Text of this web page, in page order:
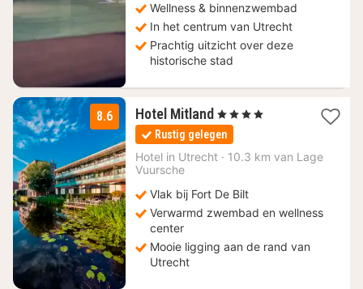
Wellness & binnenzwembad
In het centrum van Utrecht
Prachtig uitzicht over deze
historische stad
8.6 Hotel Mitland 1
nacht
vanaf
113,30
, 4 Sterren
Rustig gelegen
Hotel in Utrecht · 10.3 km van Lage
Vuursche
Vlak bij Fort De Bilt
Verwarmd zwembad en wellness
center
Mooie ligging aan de rand van
Utrecht